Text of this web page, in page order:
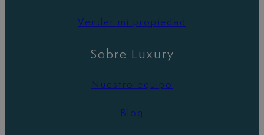
Vender mi propiedad
Sobre Luxury
Nuestro equipo
Blog